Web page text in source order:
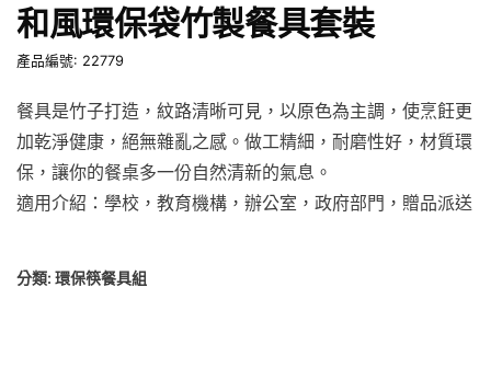
和風環保袋竹製餐具套裝
產品編號: 22779
餐具是竹子打造，紋路清晰可見，以原色為主調，使烹飪更
加乾淨健康，絕無雜亂之感。做工精細，耐磨性好，材質環
保，讓你的餐桌多一份自然清新的氣息。
適用介紹：學校，教育機構，辦公室，政府部門，贈品派送
分類: 環保筷餐具組